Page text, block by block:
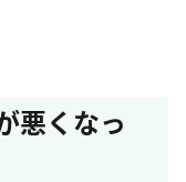
悪くなっ